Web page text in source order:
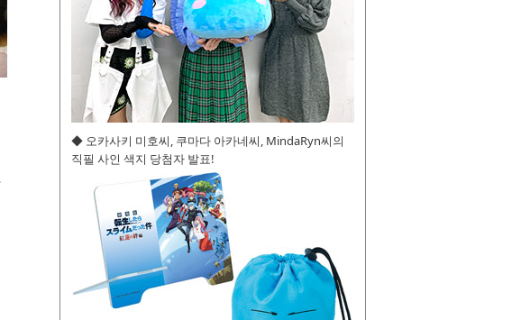
◆ 오카사키 미호씨, 쿠마다 아카네씨, MindaRyn씨의
직필 사인 색지 당첨자 발표!